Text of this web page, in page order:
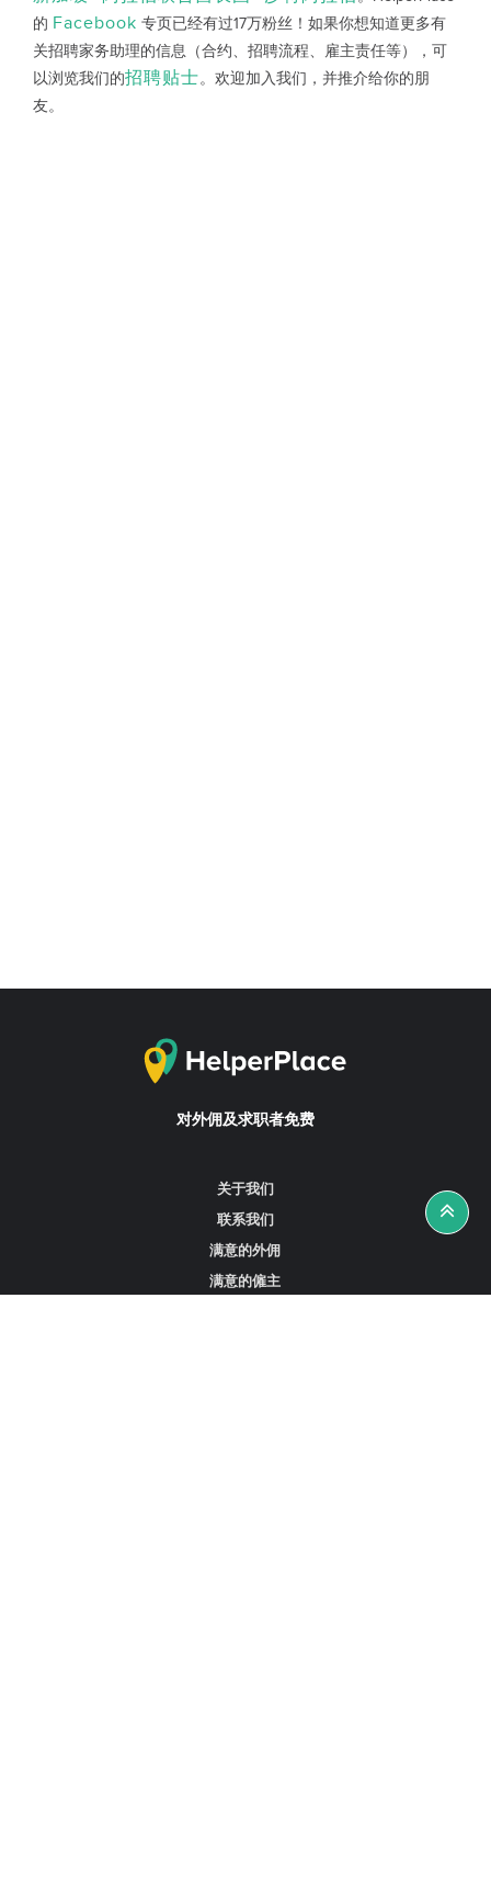
的 Facebook 专页已经有过17万粉丝！如果你想知道更多有
关招聘家务助理的信息（合约、招聘流程、雇主责任等），可
以浏览我们的招聘贴士。欢迎加入我们，并推介给你的朋
友。
对外佣及求职者免费
关于我们
联系我们
满意的外佣
满意的僱主